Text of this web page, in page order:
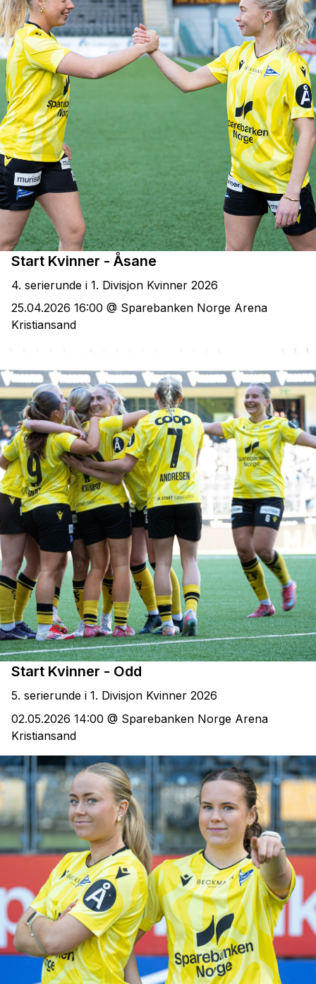
Start Kvinner - Åsane
4. serierunde i 1. Divisjon Kvinner 2026
25.04.2026 16:00 @ Sparebanken Norge Arena
Kristiansand
Start Kvinner - Odd
5. serierunde i 1. Divisjon Kvinner 2026
02.05.2026 14:00 @ Sparebanken Norge Arena
Kristiansand